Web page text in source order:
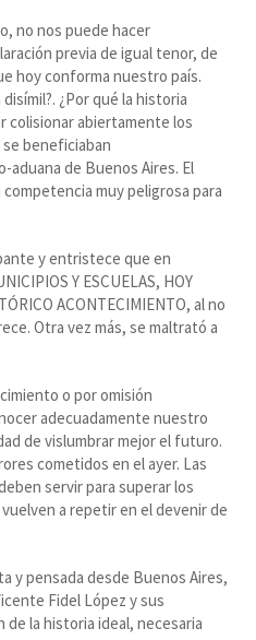
no nos puede hacer
previa de igual tenor, de
hoy conforma nuestro país.
¿Por qué la historia
colisionar abiertamente los
beneficiaban
de Buenos Aires. El
muy peligrosa para
y entristece que en
Y ESCUELAS, HOY
ACONTECIMIENTO, al no
Otra vez más, se maltrató a
o por omisión
adecuadamente nuestro
de vislumbrar mejor el futuro.
cometidos en el ayer. Las
servir para superar los
a repetir en el devenir de
y pensada desde Buenos Aires,
Fidel López y sus
la historia ideal, necesaria